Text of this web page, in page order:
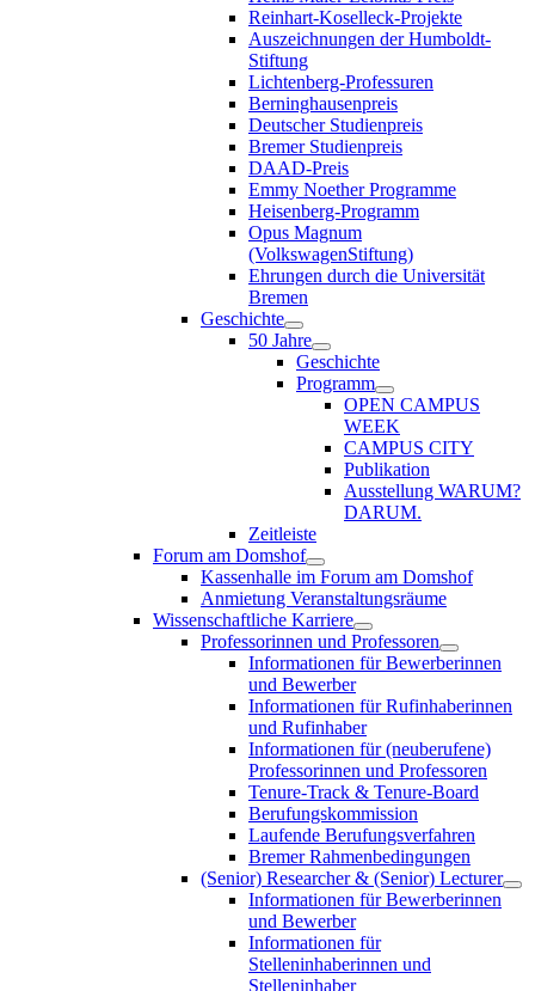
Reinhart-Koselleck-Projekte
Auszeichnungen der Humboldt-
Stiftung
Lichtenberg-Professuren
Berninghausenpreis
Deutscher Studienpreis
Bremer Studienpreis
DAAD-Preis
Emmy Noether Programme
Heisenberg-Programm
Opus Magnum
(VolkswagenStiftung)
Ehrungen durch die Universität
Bremen
Geschichte
50 Jahre
Geschichte
Programm
OPEN CAMPUS
WEEK
CAMPUS CITY
Publikation
Ausstellung WARUM?
DARUM.
Zeitleiste
Forum am Domshof
Kassenhalle im Forum am Domshof
Anmietung Veranstaltungsräume
Wissenschaftliche Karriere
Professorinnen und Professoren
Informationen für Bewerberinnen
und Bewerber
Informationen für Rufinhaberinnen
und Rufinhaber
Informationen für (neuberufene)
Professorinnen und Professoren
Tenure-Track & Tenure-Board
Berufungskommission
Laufende Berufungsverfahren
Bremer Rahmenbedingungen
(Senior) Researcher & (Senior) Lecturer
Informationen für Bewerberinnen
und Bewerber
Informationen für
Stelleninhaberinnen und
Stelleninhaber